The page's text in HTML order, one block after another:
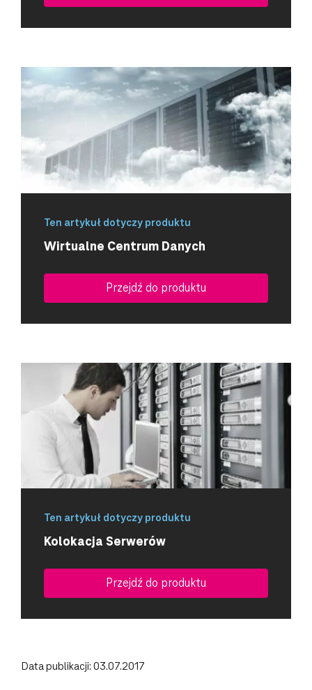
Ten artykuł dotyczy produktu
Wirtualne Centrum Danych
Przejdź do produktu
Ten artykuł dotyczy produktu
Kolokacja Serwerów
Przejdź do produktu
Data publikacji: 03.07.2017